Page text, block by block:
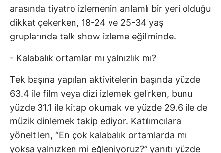
arasında tiyatro izlemenin anlamlı bir yeri olduğu
dikkat çekerken, 18-24 ve 25-34 yaş
gruplarında talk show izleme eğiliminde.
- Kalabalık ortamlar mı yalnızlık mı?
Tek başına yapılan aktivitelerin başında yüzde
63.4 ile film veya dizi izlemek gelirken, bunu
yüzde 31.1 ile kitap okumak ve yüzde 29.6 ile de
müzik dinlemek takip ediyor. Katılımcılara
yöneltilen, “En çok kalabalık ortamlarda mı
yoksa yalnızken mi eğleniyoruz?” yanıtı yüzde